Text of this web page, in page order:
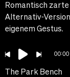
Romantisch
Alternativ-
eigenem Gestus.
00:00
The Park Bench